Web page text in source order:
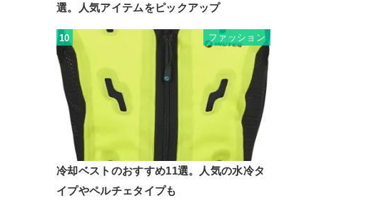
選。人気アイテムをピックアップ
10 ファッション
冷却ベストのおすすめ11選。人気の水冷タ
イプやペルチェタイプも